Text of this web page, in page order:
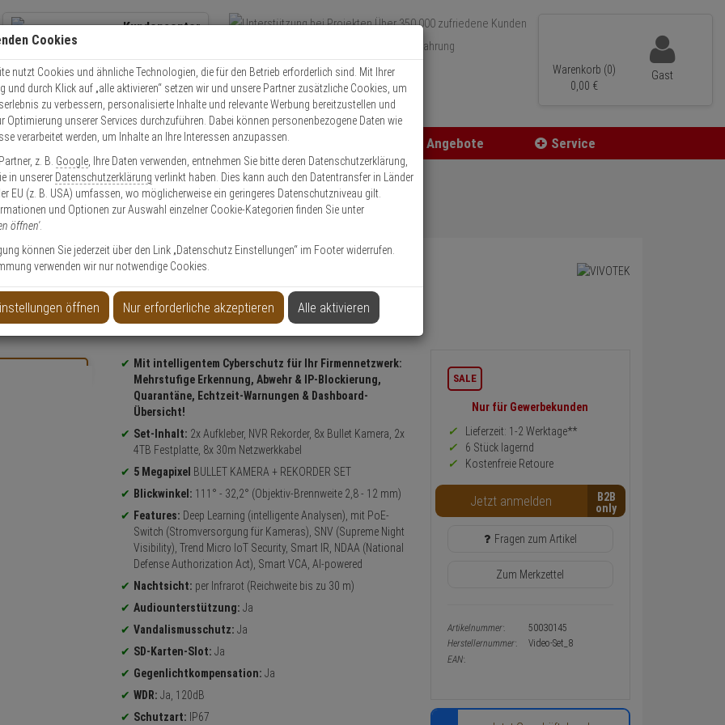
Kundencenter
Kontaktservice nutzen
Mo. - Do.: 8:00 - 16:30 Fr. 8:00 - 14:00 Uhr
Über 350.000 zufriedene Kunden
Über 15 Jahre Erfahrung
Schneller Versand
Warenkorb (0)
0, 00 €
Gast
Zutritt Einbruch Angebote Service
Kamerasystem 8x Bullet 5MP Vario + 16-CH NVR
Vario + 16-CH NVR
Produktinformationen
Mit intelligentem Cyberschutz für Ihr Firmennetzwerk:
Mehrstufige Erkennung, Abwehr & IP-Blockierung,
Quarantäne, Echtzeit-Warnungen & Dashboard-
Übersicht!
Set-Inhalt: 2x Aufkleber, NVR Rekorder, 8x Bullet Kamera, 2x
4TB Festplatte, 8x 30m Netzwerkkabel
5 Megapixel BULLET KAMERA + REKORDER SET
Blickwinkel: 111° - 32,2° (Objektiv-Brennweite 2,8 - 12 mm)
Features: Deep Learning (intelligente Analysen), mit PoE-
Switch (Stromversorgung für Kameras), SNV (Supreme Night
Visibility), Trend Micro IoT Security, Smart IR, NDAA (National
Defense Authorization Act), Smart VCA, AI-powered
Nachtsicht: per Infrarot (Reichweite bis zu 30 m)
Audiounterstützung: Ja
Vandalismusschutz: Ja
SD-Karten-Slot: Ja
Gegenlichtkompensation: Ja
WDR: Ja, 120dB
Schutzart: IP67
Informationen
zurück
Preis,
Verfügbakeit
und
Warenkorb-
oder
Konfigurieren-
Button
SALE
Nur für Gewerbekunden
Lieferzeit: 1-2 Werktage**
6 Stück lagernd
Kostenfreie Retoure
Jetzt anmelden B2B
Fragen zum Artikel
Zum Merkzettel
Artikelnummer:
50030145
Herstellernummer:
Video-Set_8
EAN:
Cookies
nutzt Cookies und ähnliche Technologien, die für den Betrieb erforderlich sind. Mit Ihrer
und durch Klick auf „alle aktivieren“ setzen wir und unsere Partner zusätzliche Cookies, um
zu verbessern, personalisierte Inhalte und relevante Werbung bereitzustellen und
Optimierung unserer Services durchzuführen. Dabei können personenbezogene Daten wie
verarbeitet werden, um Inhalte an Ihre Interessen anzupassen.
z. B. Google , Ihre Daten verwenden, entnehmen Sie bitte deren Datenschutzerklärung,
in unserer Datenschutzerklärung verlinkt haben. Dies kann auch den Datentransfer in Länder
EU (z. B. USA) umfassen, wo möglicherweise ein geringeres Datenschutzniveau gilt.
und Optionen zur Auswahl einzelner Cookie-Kategorien finden Sie unter
öffnen'.
können Sie jederzeit über den Link „Datenschutz Einstellungen“ im Footer widerrufen.
verwenden wir nur notwendige Cookies.
öffnen Nur erforderliche akzeptieren Alle aktivieren